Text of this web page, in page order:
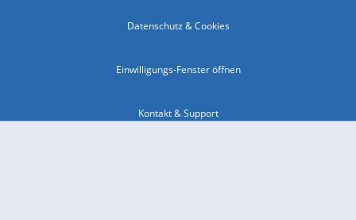
Datenschutz & Cookies
Einwilligungs-Fenster öffnen
Kontakt & Support